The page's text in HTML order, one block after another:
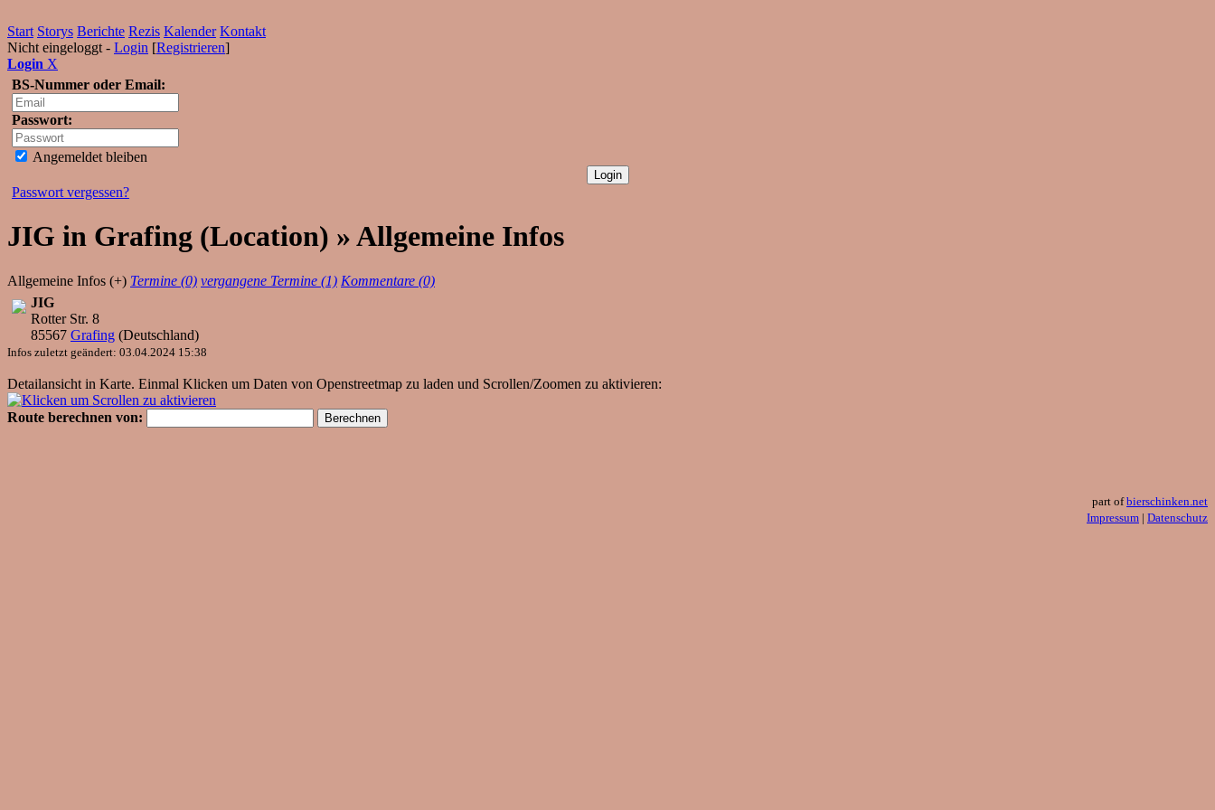
Start Storys Berichte Rezis Kalender Kontakt
Nicht eingeloggt - Login [Registrieren]
Login X
BS-Nummer oder Email:
Passwort:
Angemeldet bleiben
Passwort vergessen?
JIG in Grafing (Location) » Allgemeine Infos
Allgemeine Infos (+) Termine (0) vergangene Termine (1) Kommentare (0)
JIG
Rotter Str. 8
85567 Grafing (Deutschland)
Infos zuletzt geändert: 03.04.2024 15:38
Detailansicht in Karte. Einmal Klicken um Daten von Openstreetmap zu laden und Scrollen/Zoomen zu aktivieren:
Route berechnen von:
part ofbierschinken.net
Impressum | Datenschutz